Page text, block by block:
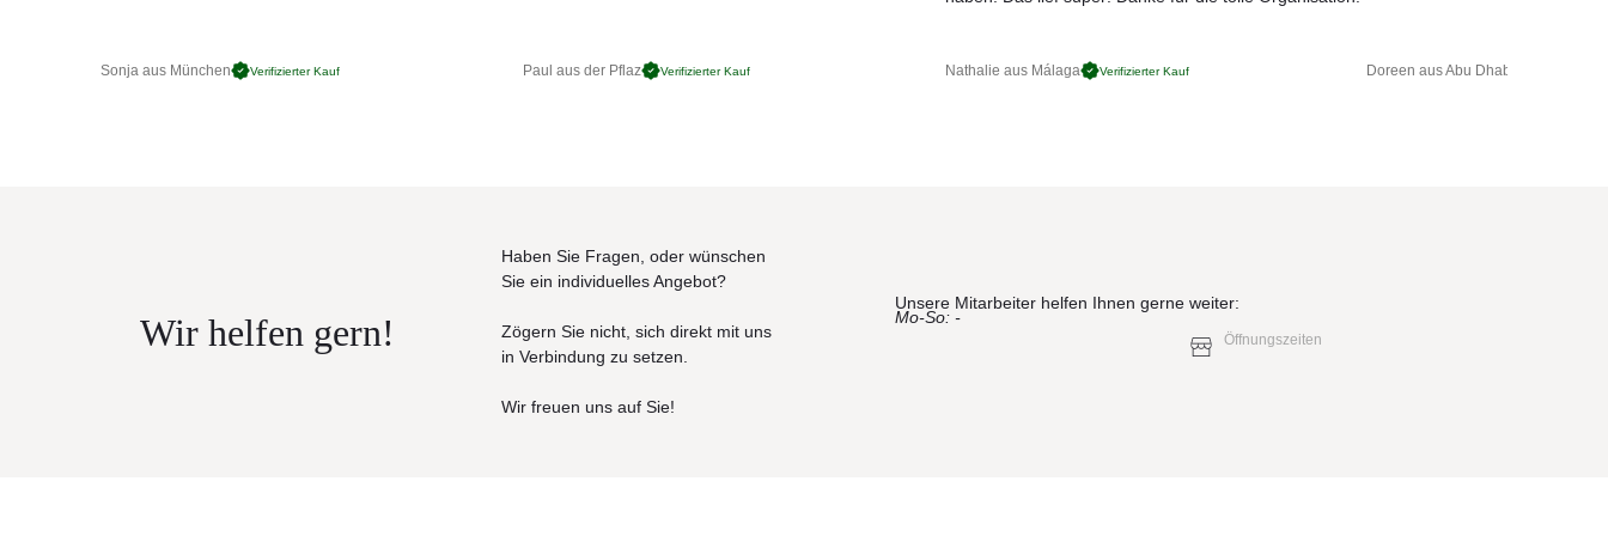
Gewicht (Kg)
Sonja aus München Verifizierter Kauf Paul aus der Pflaz Verifizierter Kauf Nathalie aus Málaga Verifizierter Kauf Doreen aus Abu Dhabi
Wir helfen gern!
Haben Sie Fragen, oder wünschen
Sie ein individuelles Angebot?
Zögern Sie nicht, sich direkt mit uns
in Verbindung zu setzen.
Wir freuen uns auf Sie!
Unsere Mitarbeiter helfen Ihnen gerne weiter:
Mo-So: -
Öffnungszeiten